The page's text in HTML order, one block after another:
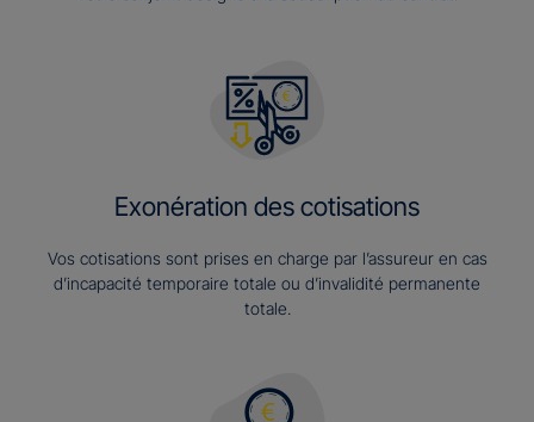
Exonération des cotisations
Vos cotisations sont prises en charge par l’assureur en cas
d’incapacité temporaire totale ou d’invalidité permanente
totale.